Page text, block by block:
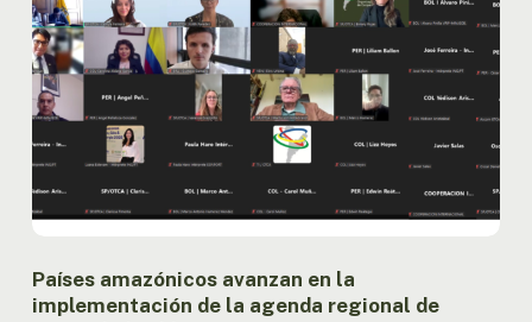
en
la
implementación
de
la
agenda
regional
de
seguridad
Países amazónicos avanzan en la
implementación de la agenda regional de